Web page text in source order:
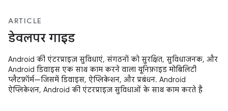
ARTICLE
डेवलपर गाइड
Android की एंटरप्राइज़ सुविधाएं, संगठनों को सुरक्षित, सुविधाजनक, और
Android डिवाइस एक साथ काम करने वाला यूनिफ़ाइड मोबिलिटी
प्लैटफ़ॉर्म—जिसमें डिवाइस, ऐप्लिकेशन, और प्रबंधन. Android
ऐप्लिकेशन, Android की एंटरप्राइज़ सुविधाओं के साथ काम करते हैं